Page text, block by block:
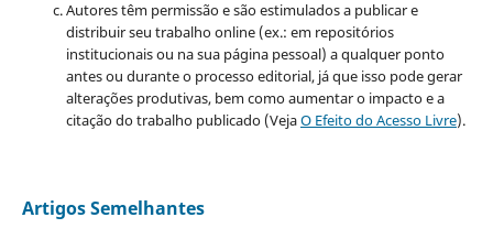
Autores têm permissão e são estimulados a publicar e
distribuir seu trabalho online (ex.: em repositórios
institucionais ou na sua página pessoal) a qualquer ponto
antes ou durante o processo editorial, já que isso pode gerar
alterações produtivas, bem como aumentar o impacto e a
citação do trabalho publicado (VejaO Efeito do Acesso Livre).
Artigos Semelhantes